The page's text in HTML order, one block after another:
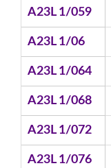
A23L 1/059
A23L 1/06
A23L 1/064
A23L 1/068
A23L 1/072
A23L 1/076